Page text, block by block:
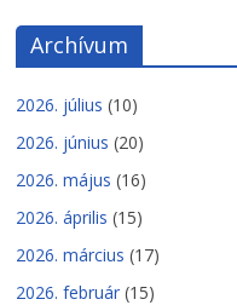
Archívum
2026. július (10)
2026. június (20)
2026. május (16)
2026. április (15)
2026. március (17)
2026. február (15)